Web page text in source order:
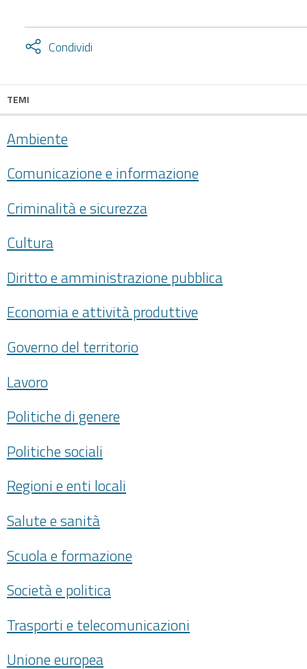
Condividi
Attiva
TEMI
Ambiente
Comunicazione e informazione
Criminalità e sicurezza
Cultura
Diritto e amministrazione pubblica
Economia e attività produttive
Governo del territorio
Lavoro
Politiche di genere
Politiche sociali
Regioni e enti locali
Salute e sanità
Scuola e formazione
Società e politica
Trasporti e telecomunicazioni
Unione europea